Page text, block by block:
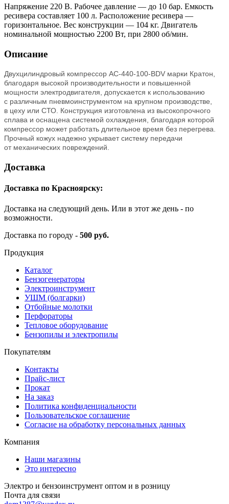
Напряжение 220 В. Рабочее давление — до 10 бар. Емкость
ресивера составляет 100 л. Расположение ресивера —
горизонтальное. Вес конструкции — 104 кг. Двигатель
номинальной мощностью 2200 Вт, при 2800 об/мин.
Описание
Двухцилиндровый компрессор AC-440-100-BDV марки Кратон,
благодаря высокой производительности и повышенной
мощности электродвигателя, допускается к использованию
с различным пневмоинструментом на крупном производстве,
в цеху или СТО. Конструкция изготовлена из высокопрочного
сплава и оснащена системой охлаждения, благодаря которой
компрессор может работать длительное время без перегрева.
Прочный кожух надежно укрывает систему передачи
от механических повреждений.
Доставка
Доставка по Красноярску:
Доставка на следующий день. Или в этот же день - по
возможности.
Доставка по городу - 500 руб.
Продукция
Каталог
Бензогенераторы
Электроинструмент
УШМ (болгарки)
Отбойные молотки
Перфораторы
Тепловое оборудование
Бензопилы и электропилы
Покупателям
Контакты
Прайс-лист
Прокат
На заказ
Политика конфиденциальности
Пользовательское соглашение
Согласие на обработку персональных данных
Компания
Наши магазины
Это интересно
Электро и бензоинструмент оптом и в розницу
Почта для связи